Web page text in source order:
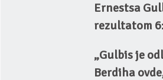
Ernestsa
rezultatom
„Gulbis je
Berdiha